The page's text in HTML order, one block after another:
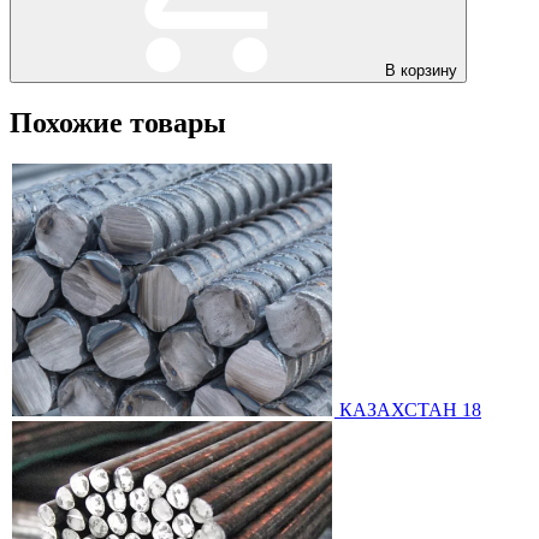
В корзину
Похожие товары
КАЗАХСТАН 18